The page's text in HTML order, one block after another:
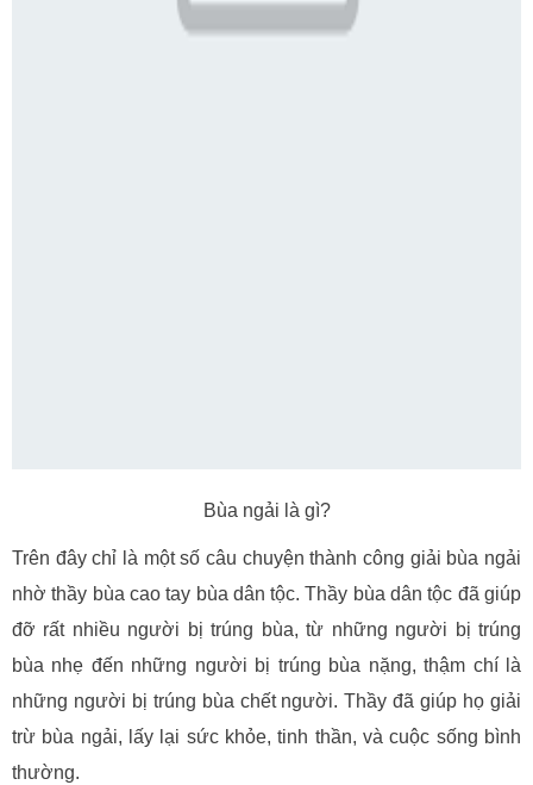
Bùa ngải là gì?
Trên đây chỉ là một số câu chuyện thành công giải bùa ngải
nhờ thầy bùa cao tay bùa dân tộc. Thầy bùa dân tộc đã giúp
đỡ rất nhiều người bị trúng bùa, từ những người bị trúng
bùa nhẹ đến những người bị trúng bùa nặng, thậm chí là
những người bị trúng bùa chết người. Thầy đã giúp họ giải
trừ bùa ngải, lấy lại sức khỏe, tinh thần, và cuộc sống bình
thường.